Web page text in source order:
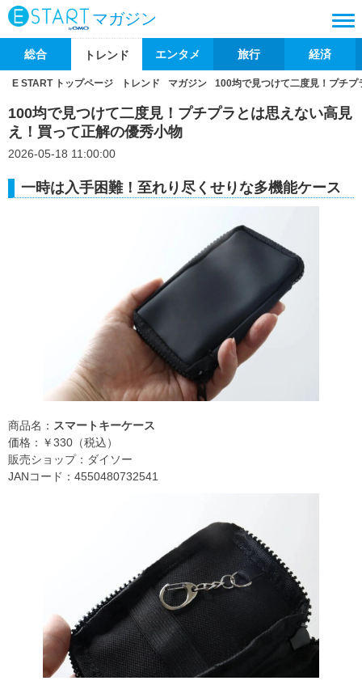
マガジン
総合 トレンド エンタメ 旅行 経済
E START トップページ トレンド マガジン 100均で見つけて二度見！プチ
100均で見つけて二度見！プチプラとは思えない高見
え！買って正解の優秀小物
2026-05-18 11:00:00
一時は入手困難！至れり尽くせりな多機能ケース
商品名： スマートキーケース
価格：￥330（税込）
販売ショップ：ダイソー
JANコード：4550480732541